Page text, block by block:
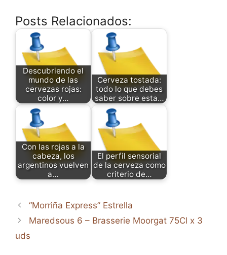
Posts Relacionados:
Descubriendo el
mundo de las
cervezas rojas:
color y…
Cerveza tostada:
todo lo que debes
saber sobre esta…
Con las rojas a la
cabeza, los
argentinos vuelven
a…
El perfil sensorial
de la cerveza como
criterio de…
“Morriña Express” Estrella
Maredsous 6 – Brasserie Moorgat 75Cl x 3
uds